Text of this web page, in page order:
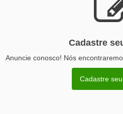
Cadastre
Anuncie conosco! Nós
Cadastre